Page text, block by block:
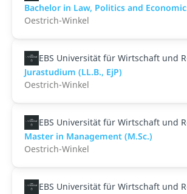
Bachelor in Law, Politics and
Oestrich-Winkel
EBS Universität für Wirtschaft und
Jurastudium (LL.B., EjP)
Oestrich-Winkel
EBS Universität für Wirtschaft und
Master in Management (M.Sc.)
Oestrich-Winkel
EBS Universität für Wirtschaft und